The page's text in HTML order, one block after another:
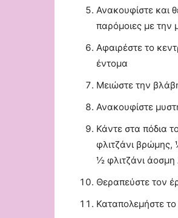
Ανακουφίστε και
παρόμοιες με την
Αφαιρέστε το
έντομα
Μειώστε την
Ανακουφίστε
Κάντε στα πόδια
φλιτζάνι βρώμης,
½ φλιτζάνι
Θεραπεύστε τον
Καταπολεμήστε